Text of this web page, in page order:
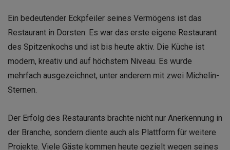
Ein bedeutender Eckpfeiler seines Vermögens ist das
Restaurant in Dorsten. Es war das erste eigene Restaurant
des Spitzenkochs und ist bis heute aktiv. Die Küche ist
modern, kreativ und auf höchstem Niveau. Es wurde
mehrfach ausgezeichnet, unter anderem mit zwei Michelin-
Sternen.
Der Erfolg des Restaurants brachte nicht nur Anerkennung in
der Branche, sondern diente auch als Plattform für weitere
Projekte. Viele Gäste kommen heute gezielt wegen seines